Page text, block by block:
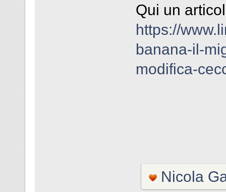
Qui un
https://
banana-il-
modifica-
Nicola